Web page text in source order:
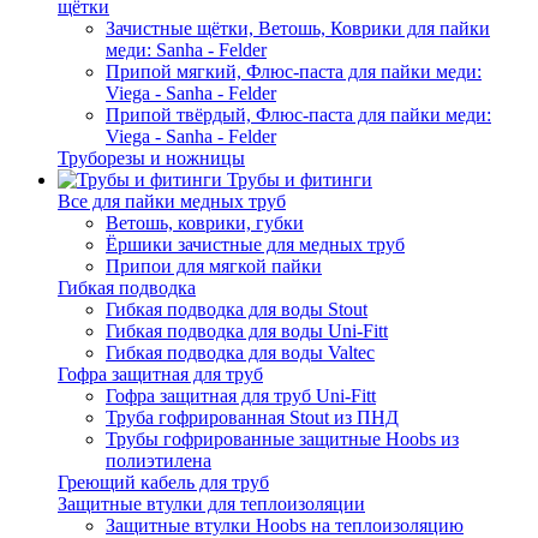
щётки
Зачистные щётки, Ветошь, Коврики для пайки
меди: Sanha - Felder
Припой мягкий, Флюс-паста для пайки меди:
Viega - Sanha - Felder
Припой твёрдый, Флюс-паста для пайки меди:
Viega - Sanha - Felder
Труборезы и ножницы
Трубы и фитинги
Все для пайки медных труб
Ветошь, коврики, губки
Ёршики зачистные для медных труб
Припои для мягкой пайки
Гибкая подводка
Гибкая подводка для воды Stout
Гибкая подводка для воды Uni-Fitt
Гибкая подводка для воды Valtec
Гофра защитная для труб
Гофра защитная для труб Uni-Fitt
Труба гофрированная Stout из ПНД
Трубы гофрированные защитные Hoobs из
полиэтилена
Греющий кабель для труб
Защитные втулки для теплоизоляции
Защитные втулки Hoobs на теплоизоляцию